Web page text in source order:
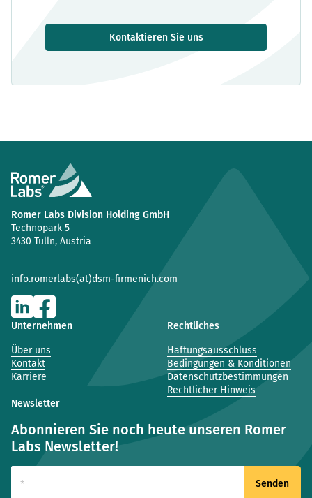
Kontaktieren Sie uns
Romer Labs Division Holding GmbH
Technopark 5
3430 Tulln, Austria
info.romerlabs(at)dsm-firmenich.com
Unternehmen
Über uns
Kontakt
Karriere
Rechtliches
Haftungsausschluss
Bedingungen & Konditionen
Datenschutzbestimmungen
Rechtlicher Hinweis
Newsletter
Abonnieren Sie noch heute unseren Romer
Labs Newsletter!